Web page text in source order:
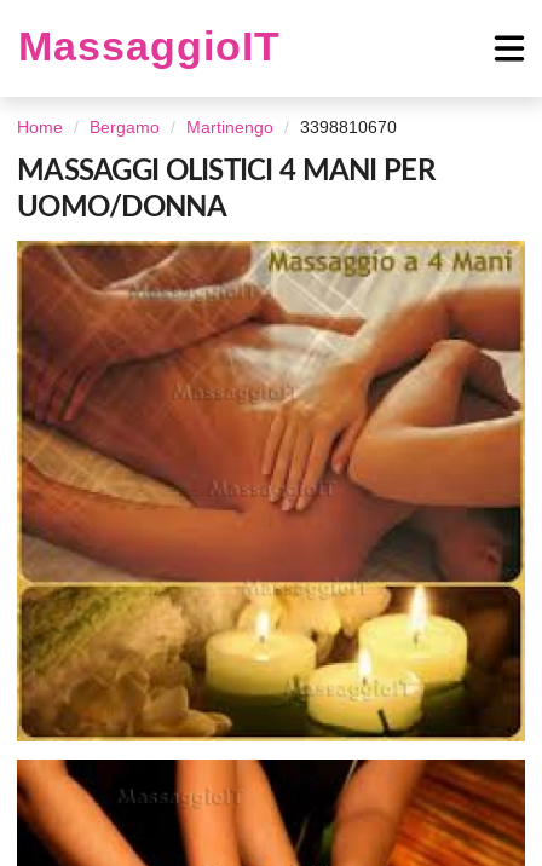
MassaggioIT
Home Bergamo Martinengo 3398810670
MASSAGGI OLISTICI 4 MANI PER
UOMO/DONNA